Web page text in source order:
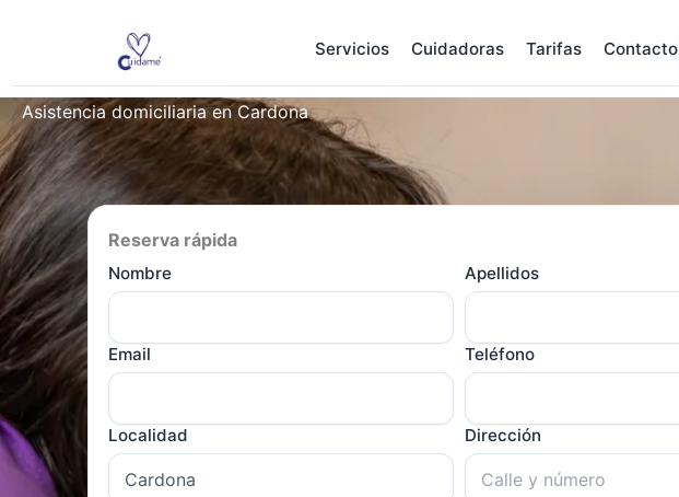
Servicios Cuidadoras Tarifas Contacto
Asistencia domiciliaria en Cardona
Reserva rápida
Nombre Apellidos
Email Teléfono
Localidad Dirección